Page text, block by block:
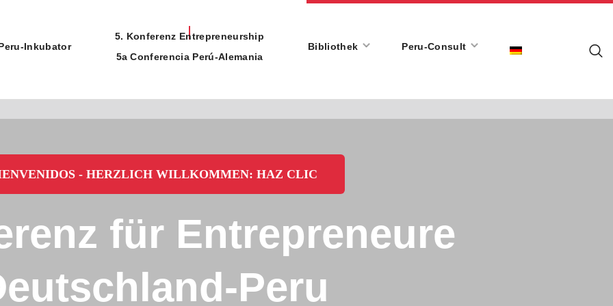
Inkubator
5. Konferenz Entrepreneurship
5a Conferencia Perú-Alemania
Bibliothek Peru-Consult
- HERZLICH WILLKOMMEN: HAZ CLIC
für Entrepreneure
Peru